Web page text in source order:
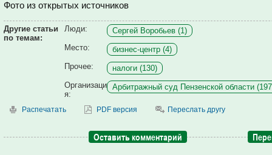
Фото из открытых источников
Другие статьи
по темам:
Люди:
Сергей Воробьев (1)
Место:
бизнес-центр (4)
Прочее:
налоги (130)
Организаци
я:
Арбитражный суд Пензенской области
Распечатать PDF версия Переслать другу
Оставить комментарий